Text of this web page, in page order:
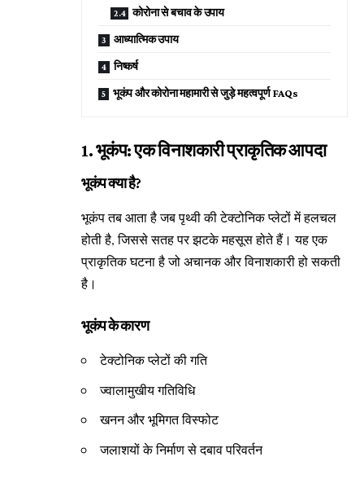
कोरोना से बचाव के उपाय
आध्यात्मिक उपाय
निष्कर्ष
भूकंप और कोरोना महामारी से जुड़े महत्वपूर्ण FAQs
1. भूकंप: एक विनाशकारी प्राकृतिक आपदा
भूकंप क्या है?
भूकंप तब आता है जब पृथ्वी की टेक्टोनिक प्लेटों में हलचल
होती है, जिससे सतह पर झटके महसूस होते हैं। यह एक
प्राकृतिक घटना है जो अचानक और विनाशकारी हो सकती
है।
भूकंप के कारण
टेक्टोनिक प्लेटों की गति
ज्वालामुखीय गतिविधि
खनन और भूमिगत विस्फोट
जलाशयों के निर्माण से दबाव परिवर्तन